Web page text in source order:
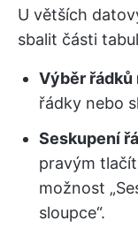
U větších
sbalit části
Výběr řádků
řádky nebo
Seskupení
pravým
možnost
sloupce“.